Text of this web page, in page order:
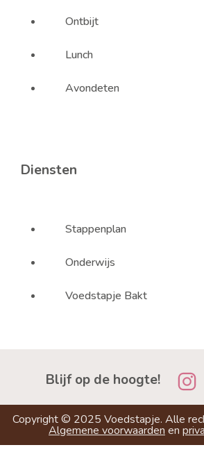
Ontbijt
Lunch
Avondeten
Diensten
Stappenplan
Onderwijs
Voedstapje Bakt
Blijf op de hoogte!
Copyright © 2025 Voedstapje. Alle
Algemene voorwaarden en